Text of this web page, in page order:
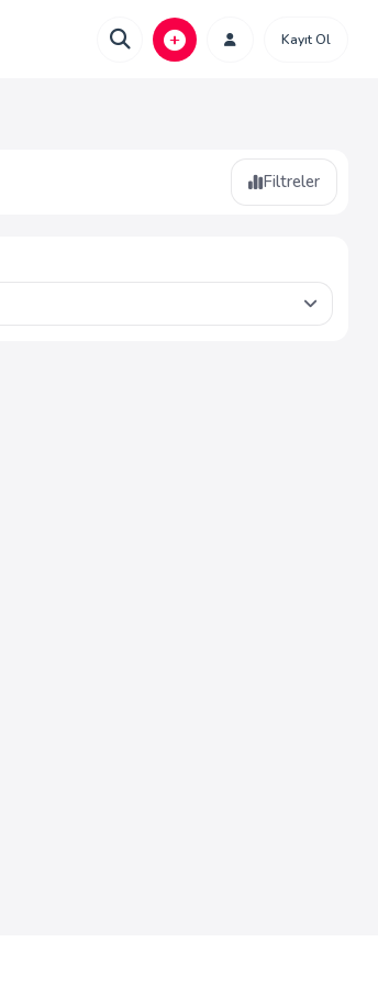
Kayıt Ol
Filtreler